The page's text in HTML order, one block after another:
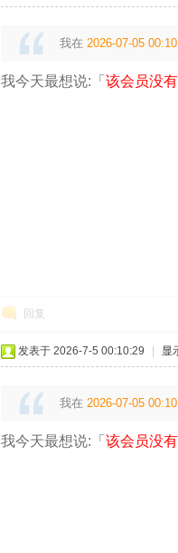
我在 2026-07-05 00:10
我今天最想说:「该会员没
回复
发表于 2026-7-5 00:10:29 显
我在 2026-07-05 00:10
我今天最想说:「该会员没